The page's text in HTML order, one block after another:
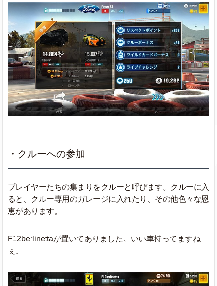
・クルーへの参加
プレイヤーたちの集まりをクルーと呼びます。クルーに入
ると、クルー専用のガレージに入れたり、その他色々な恩
恵があります。
F12berlinettaが置いてありました。いい車持ってますね
ぇ。